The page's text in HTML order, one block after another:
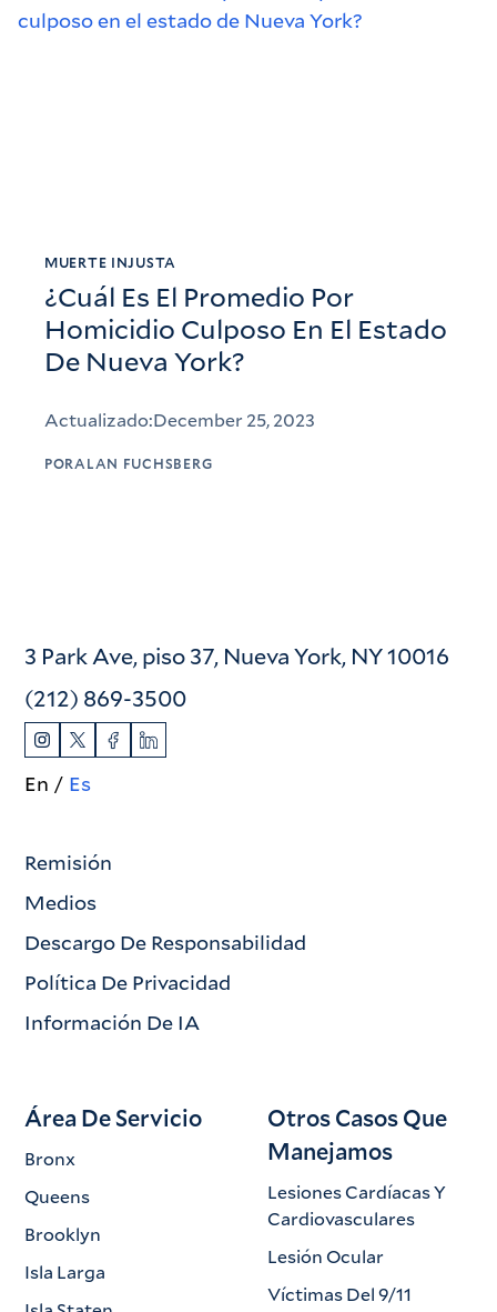
MUERTE INJUSTA
¿Cuál Es El Promedio Por
Homicidio Culposo En El Estado
De Nueva York?
Actualizado:December 25, 2023
PORALAN FUCHSBERG
3 Park Ave, piso 37, Nueva York, NY 10016
(212) 869-3500
En Es
Remisión
Medios
Descargo De Responsabilidad
Política De Privacidad
Información De IA
Área De Servicio
Bronx
Queens
Brooklyn
Isla Larga
Otros Casos Que
Manejamos
Lesiones Cardíacas Y
Cardiovasculares
Lesión Ocular
Víctimas Del 9/11